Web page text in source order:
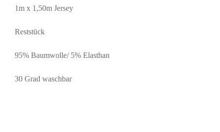
1m x 1,50m Jersey
Reststück
95% Baumwolle/ 5% Elasthan
30 Grad waschbar